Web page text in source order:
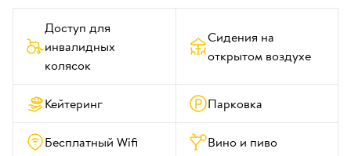
Доступ для
инвалидных
колясок
Сидения на
открытом воздухе
Кейтеринг Парковка
Бесплатный Wifi Вино и пиво